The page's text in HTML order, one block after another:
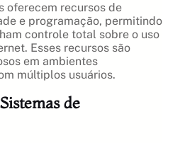
oferecem recursos de
e programação, permitindo
controle total sobre o uso
Esses recursos são
em ambientes
múltiplos usuários.
de